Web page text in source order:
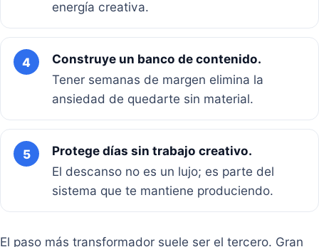
energía creativa.
4
Construye un banco de contenido.
Tener semanas de margen elimina la
ansiedad de quedarte sin material.
5
Protege días sin trabajo creativo.
El descanso no es un lujo; es parte del
sistema que te mantiene produciendo.
El paso más transformador suele ser el tercero. Gran